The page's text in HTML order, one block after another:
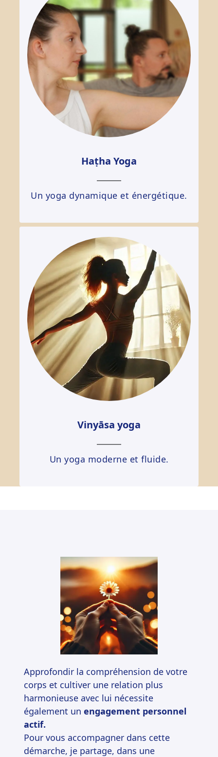
Haṭha Yoga
Un yoga dynamique et énergétique.
Vinyāsa yoga
Un yoga moderne et fluide.
Approfondir la compréhension de votre
corps et cultiver une relation plus
harmonieuse avec lui nécessite
également unengagement personnel
actif.
Pour vous accompagner dans cette
démarche, je partage, dans une